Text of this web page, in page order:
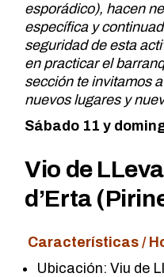
esporádico), hacen
específica y
seguridad de esta
en practicar el
sección te invitamos
nuevos lugares y
Sábado 11 y
Vio de
d’Erta
Características /
Ubicación: Viu de